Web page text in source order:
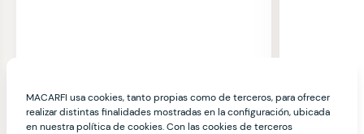
MACARFI usa cookies, tanto propias como de terceros, para ofrecer
realizar distintas finalidades mostradas en la configuración, ubicada
en nuestra política de cookies. Con las cookies de terceros